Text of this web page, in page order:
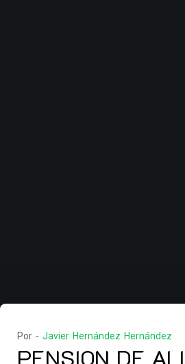
Por - Javier Hernández Hernández
PENSION DE